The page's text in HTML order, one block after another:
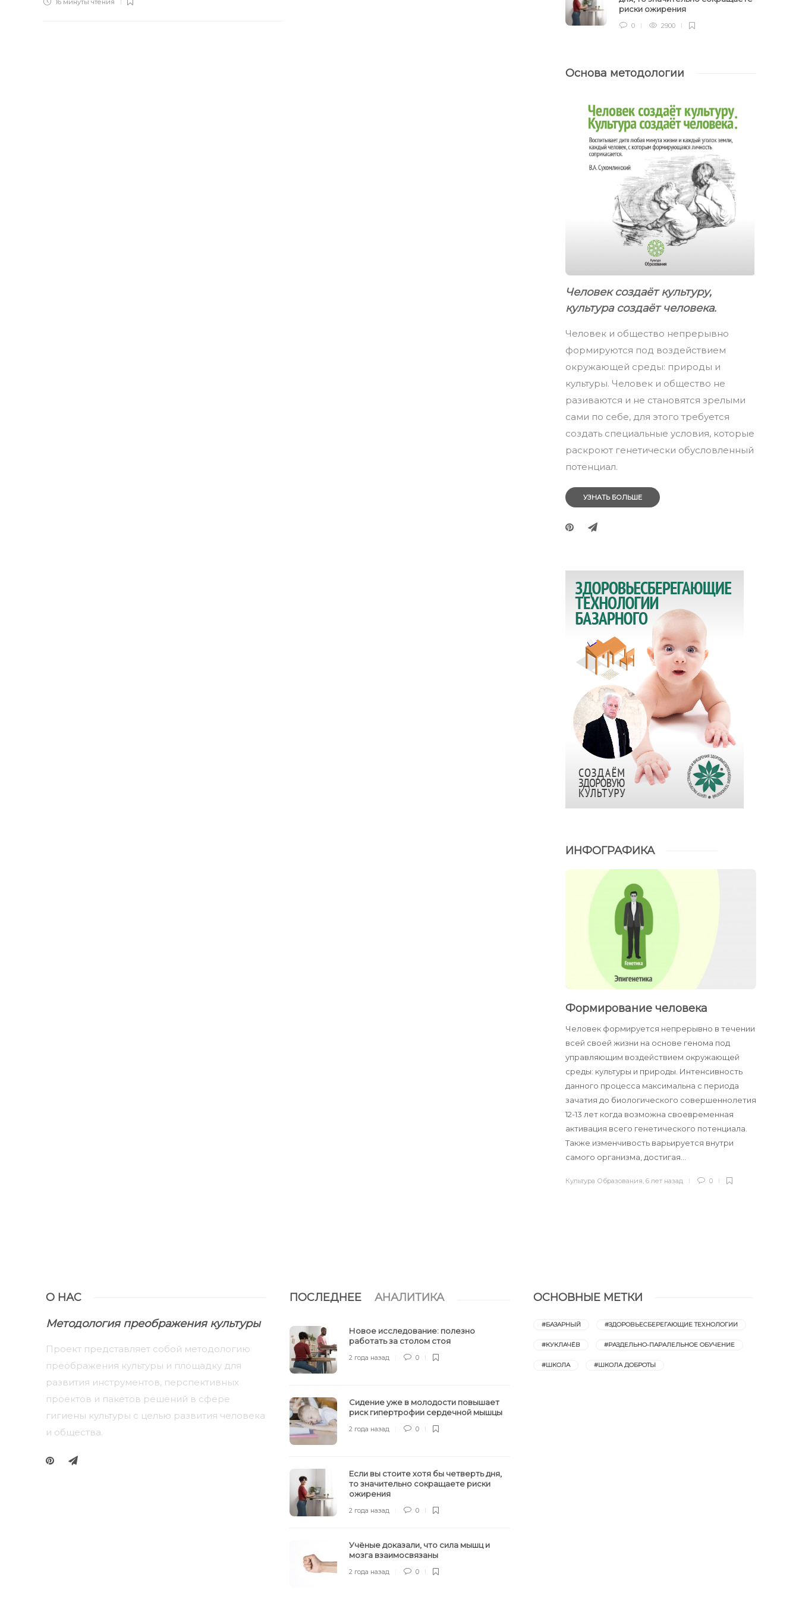
риски ожирения
0 2900
Основа методологии
Человек создаёт культуру,
культура создаёт человека.
Человек и общество непрерывно
формируются под воздействием
окружающей среды: природы и
культуры. Человек и общество не
разиваются и не становятся зрелыми
сами по себе, для этого требуется
создать специальные условия, которые
раскроют генетически обусловленный
потенциал.
УЗНАТЬ БОЛЬШЕ
ИНФОГРАФИКА
Формирование человека
Человек формируется непрерывно в течении
всей своей жизни на основе генома под
управляющим воздействием окружающей
среды: культуры и природы. Интенсивность
данного процесса максимальна с периода
зачатия до биологического совершеннолетия
12-13 лет когда возможна своевременная
активация всего генетического потенциала.
Также изменчивость варьируется внутри
самого организма, достигая…
Культура Образования,6 лет назад 0
О НАС
Методология преображения культуры
Проект представляет собой методологию
преображения культуры и площадку для
развития инструментов, перспективных
проектов и пакетов решений в сфере
гигиены культуры с целью развития человека
и общества.
ПОСЛЕДНЕЕ АНАЛИТИКА
Новое исследование: полезно
работать за столом стоя
2 года назад 0
Сидение уже в молодости повышает
риск гипертрофии сердечной мышцы
2 года назад 0
Если вы стоите хотя бы четверть дня,
то значительно сокращаете риски
ожирения
2 года назад 0
Учёные доказали, что сила мышц и
мозга взаимосвязаны
2 года назад 0
ОСНОВНЫЕ МЕТКИ
#БАЗАРНЫЙ #ЗДОРОВЬЕСБЕРЕГАЮЩИЕ ТЕХНОЛОГИИ
#КУКЛАЧЁВ #РАЗДЕЛЬНО-ПАРАЛЕЛЬНОЕ ОБУЧЕНИЕ
#ШКОЛА #ШКОЛА ДОБРОТЫ